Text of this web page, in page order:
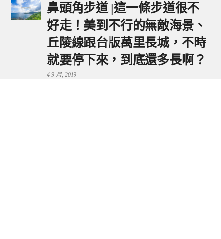
鼻頭角步道 |這一條步道很不
好走！美到不行的無敵海景、
丘陵線跟台版萬里長城，不時
就要停下來，到底還多長啊？
4 9 月, 2019